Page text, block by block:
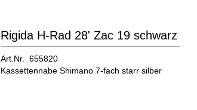
Rigida H-Rad 28' Zac 19 schwarz
Art.Nr. 655820
Kassettennabe Shimano 7-fach starr silber